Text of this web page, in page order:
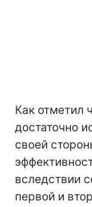
Как отметил
достаточно
своей
вследствии
первой и